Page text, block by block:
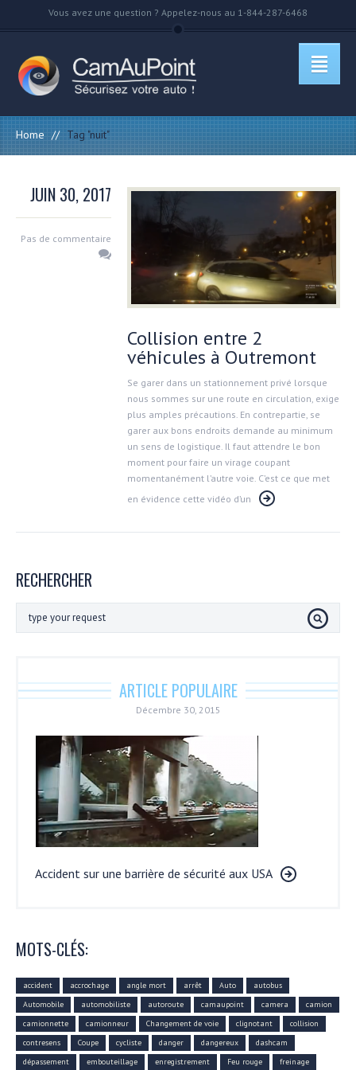
Vous avez une question ? Appelez-nous au 1-844-287-6468
Home // Tag "nuit"
JUIN 30, 2017
Pas de commentaire
Collision entre 2
véhicules à Outremont
Se garer dans un stationnement privé lorsque
nous sommes sur une route en circulation, exige
plus amples précautions. En contrepartie, se
garer aux bons endroits demande au minimum
un sens de logistique. Il faut attendre le bon
moment pour faire un virage coupant
momentanément l’autre voie. C’est ce que met
en évidence cette vidéo d’un
RECHERCHER
ARTICLE POPULAIRE
Décembre 30, 2015
Accident sur une barrière de sécurité aux USA
MOTS-CLÉS:
accident accrochage angle mort arrêt Auto
autobus
Automobile
automobiliste autoroute camaupoint camera
camion
camionnette
camionneur Changement de voie clignotant
collision
contresens
Coupe cycliste danger dangereux
dashcam
dépassement
embouteillage enregistrement Feu rouge freinage